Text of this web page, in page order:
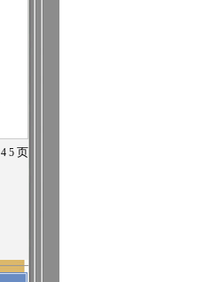
4 5 页